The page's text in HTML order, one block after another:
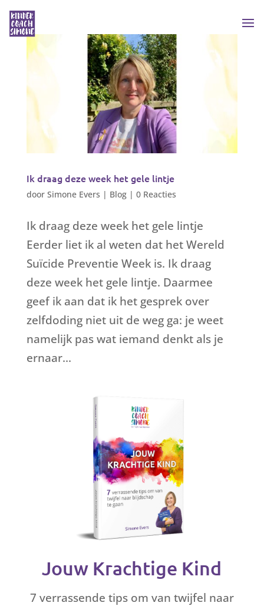
Ik draag deze week het gele lintje
door Simone Evers | Blog| 0 Reacties
Ik draag deze week het gele lintje
Eerder liet ik al weten dat het Wereld
Suïcide Preventie Week is. Ik draag
deze week het gele lintje. Daarmee
geef ik aan dat ik het gesprek over
zelfdoding niet uit de weg ga: je weet
namelijk pas wat iemand denkt als je
ernaar...
Jouw Krachtige Kind
7 verrassende tips om van twijfel naar